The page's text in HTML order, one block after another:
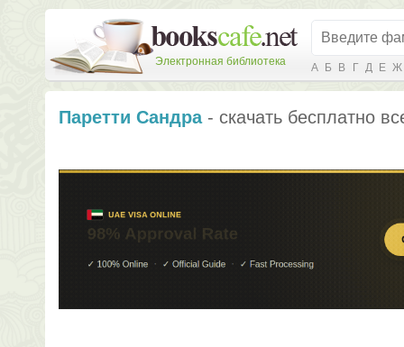
Электронная библиотека А Б В Г Д Е Ж
Паретти Сандра- скачать бесплатно